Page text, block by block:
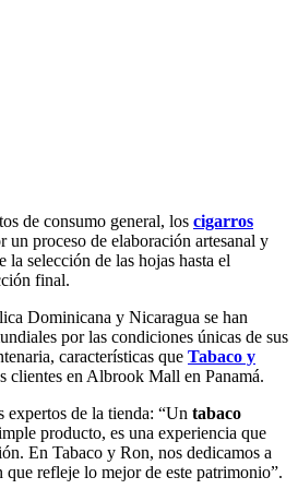
de consumo general, los cigarros
un proceso de elaboración artesanal y
la selección de las hojas hasta el
final.
Dominicana y Nicaragua se han
por las condiciones únicas de sus
características que Tabaco y
clientes en Albrook Mall en Panamá.
expertos de la tienda: “Un tabaco
producto, es una experiencia que
En Tabaco y Ron, nos dedicamos a
refleje lo mejor de este patrimonio”.